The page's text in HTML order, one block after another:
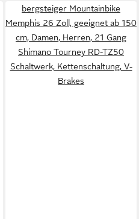
bergsteiger Mountainbike
Memphis 26 Zoll, geeignet ab 150
cm, Damen, Herren, 21 Gang
Shimano Tourney RD-TZ50
Schaltwerk, Kettenschaltung, V-
Brakes